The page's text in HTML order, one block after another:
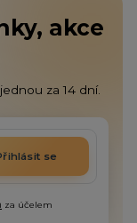
akce
za 14 dní.
se
za účelem